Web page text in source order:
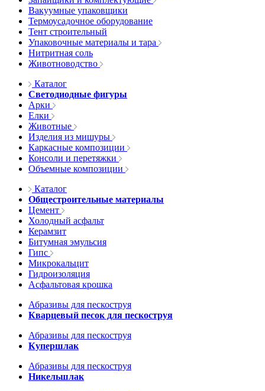
Вакуумные упаковщики
Термоусадочное оборудование
Тент строительный
Упаковочные материалы и тара
Нитритная соль
Животноводство
Каталог
Светодиодные фигуры
Арки
Елки
Животные
Изделия из мишуры
Каркасные композиции
Консоли и перетяжки
Объемные композиции
Каталог
Общестроительные материалы
Цемент
Холодный асфальт
Керамзит
Битумная эмульсия
Гипс
Микрокальцит
Гидроизоляция
Асфальтовая крошка
Абразивы для пескоструя
Кварцевый песок для пескоструя
Абразивы для пескоструя
Купершлак
Абразивы для пескоструя
Никельшлак